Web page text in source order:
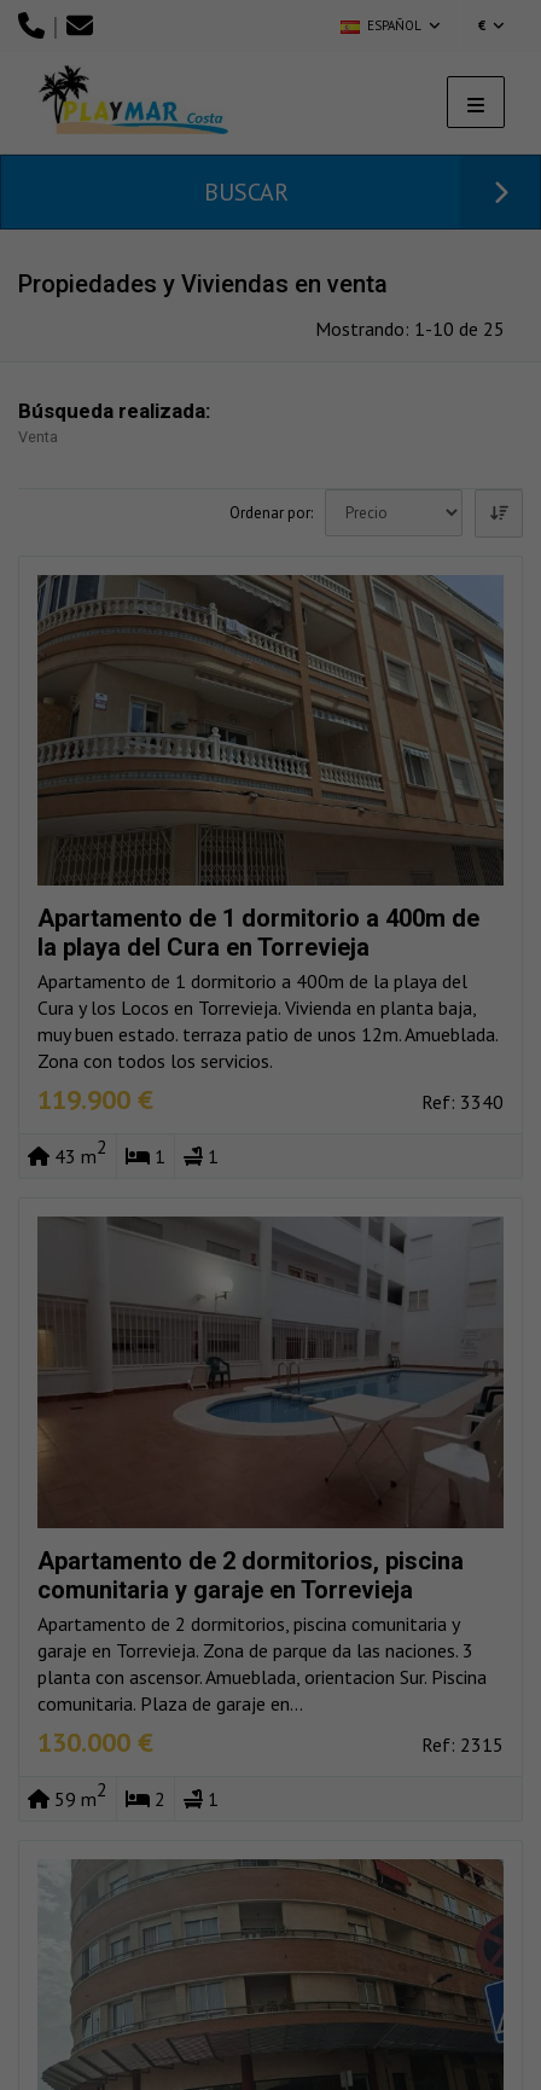
| ESPAÑOL €
BUSCAR
Propiedades y Viviendas en venta
Mostrando: 1-10 de 25
Búsqueda realizada:
Venta
Ordenar por:
Apartamento de 1 dormitorio a 400m de
la playa del Cura en Torrevieja
Apartamento de 1 dormitorio a 400m de la playa del
Cura y los Locos en Torrevieja. Vivienda en planta baja,
muy buen estado. terraza patio de unos 12m. Amueblada.
Zona con todos los servicios.
119.900 € Ref: 3340
43 m2 1 1
Apartamento de 2 dormitorios, piscina
comunitaria y garaje en Torrevieja
Apartamento de 2 dormitorios, piscina comunitaria y
garaje en Torrevieja. Zona de parque da las naciones. 3
planta con ascensor. Amueblada, orientacion Sur. Piscina
comunitaria. Plaza de garaje en...
130.000 € Ref: 2315
59 m2 2 1